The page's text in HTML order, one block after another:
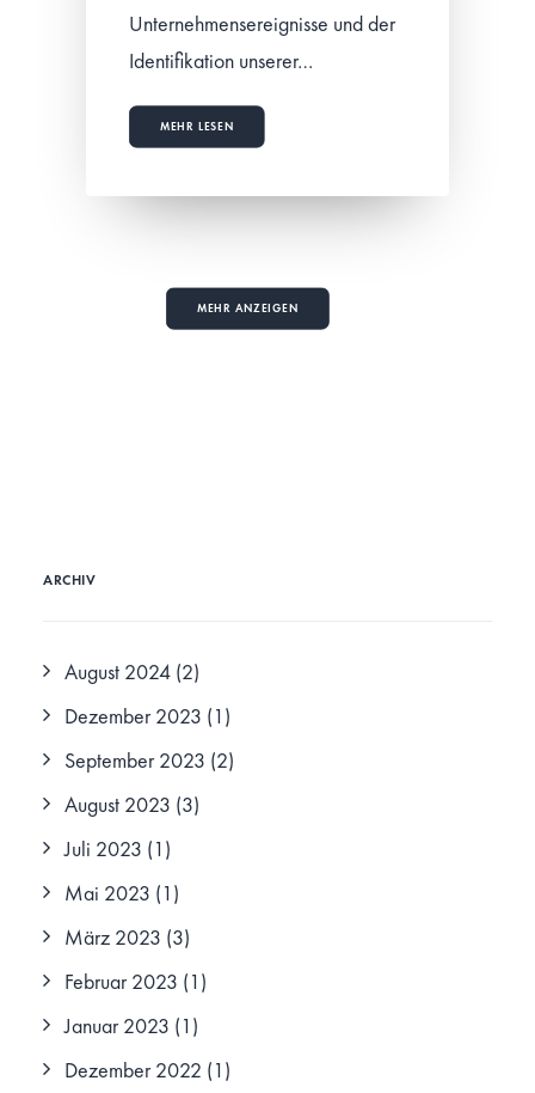
Unternehmensereignisse und der
Identifikation unserer…
MEHR LESEN
MEHR ANZEIGEN
ARCHIV
August 2024 (2)
Dezember 2023 (1)
September 2023 (2)
August 2023 (3)
Juli 2023 (1)
Mai 2023 (1)
März 2023 (3)
Februar 2023 (1)
Januar 2023 (1)
Dezember 2022 (1)